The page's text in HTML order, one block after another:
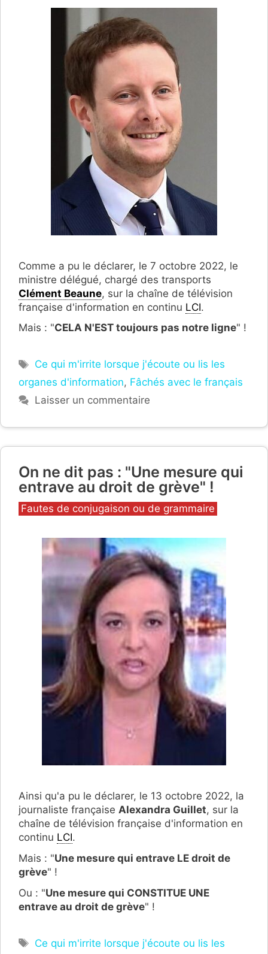
Comme a pu le déclarer, le 7 octobre 2022, le
ministre délégué, chargé des transports
Clément Beaune, sur la chaîne de télévision
française d'information en continu LCI.
Mais : "CELA N'EST toujours pas notre ligne" !
Étiquettes
Ce qui m'irrite lorsque j'écoute ou lis les
organes d'information, Fâchés avec le français
Laisser un commentaire
On ne dit pas : "Une mesure qui
entrave au droit de grève" !
Catégories
Fautes de conjugaison ou de grammaire
Ainsi qu'a pu le déclarer, le 13 octobre 2022, la
journaliste française Alexandra Guillet, sur la
chaîne de télévision française d'information en
continu LCI.
Mais : "Une mesure qui entrave LE droit de
grève" !
Ou : "Une mesure qui CONSTITUE UNE
entrave au droit de grève" !
Étiquettes
Ce qui m'irrite lorsque j'écoute ou lis les